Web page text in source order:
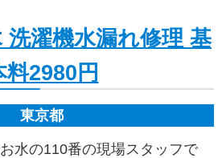
洗濯機水漏れ修理 基
料2980円
東京都
水の110番の現場スタッフで